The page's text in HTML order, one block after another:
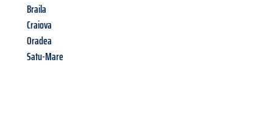
Braila
Craiova
Oradea
Satu-Mare